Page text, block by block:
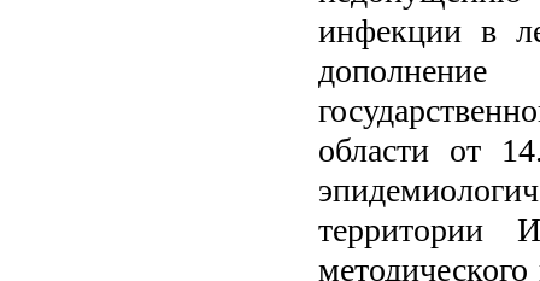
инфекции в
области от
территории